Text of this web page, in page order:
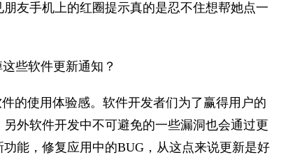
友手机上的红圈提示真的是忍不住想帮她点一
的使用体验感。软件开发者们为了赢得用户的
外软件开发中不可避免的一些漏洞也会通过更
能，修复应用中的BUG，从这点来说更新是好